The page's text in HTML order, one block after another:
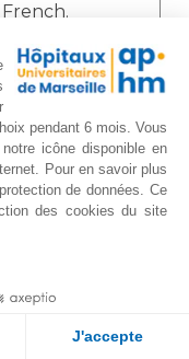
Does impact
Clin Orthop
6.
[Computer-
pendant 6 mois. Vous
icône disponible en
Pour en savoir plus
de données. Ce
des cookies du site
J'accepte